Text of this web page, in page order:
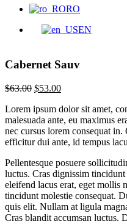
RO
EN
Cabernet Sauv
$63.00 $53.00
Lorem ipsum dolor sit amet,
malesuada ante, eu maximus
nec cursus lorem consequat
efficitur dui ante, id tempus
Pellentesque posuere
luctus. Cras dignissim
eleifend lacus erat, eget mollis
tincidunt molestie consequat.
quis elit. Nullam at ligula
Cras blandit accumsan luctus.